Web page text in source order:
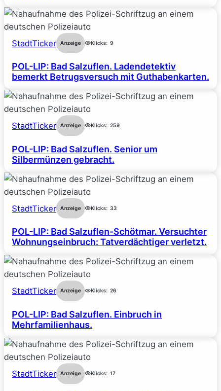
StadtTicker Anzeige Klicks: 9
POL-LIP: Bad Salzuflen. Ladendetektiv
bemerkt Betrugsversuch mit Guthabenkarten.
StadtTicker Anzeige Klicks: 259
POL-LIP: Bad Salzuflen. Senior um
Silbermünzen gebracht.
StadtTicker Anzeige Klicks: 33
POL-LIP: Bad Salzuflen-Schötmar. Versuchter
Wohnungseinbruch: Tatverdächtiger verletzt.
StadtTicker Anzeige Klicks: 26
POL-LIP: Bad Salzuflen. Einbruch in
Mehrfamilienhaus.
StadtTicker Anzeige Klicks: 17